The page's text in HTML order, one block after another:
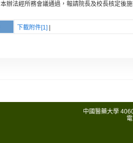
本辦法經所務會議通過，報請院長及校長核定後
下載附件[1]
中國醫藥大學